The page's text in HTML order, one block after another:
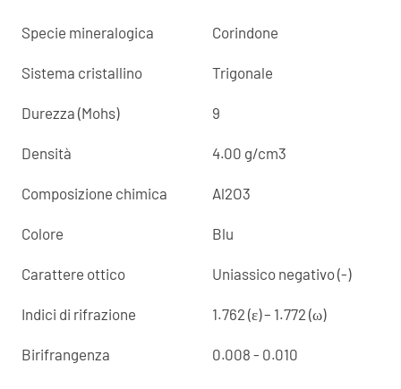
Specie mineralogica Corindone
Sistema cristallino Trigonale
Durezza (Mohs) 9
Densità 4.00 g/cm3
Composizione chimica Al2O3
Colore Blu
Carattere ottico Uniassico negativo (-)
Indici di rifrazione 1.762 (ε) – 1.772 (ω)
Birifrangenza 0.008 - 0.010